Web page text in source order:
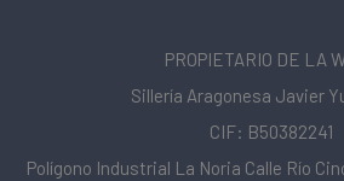
PROPIETARIO DE LA
Sillería Aragonesa Javier
CIF: B50382241
Polígono Industrial La Noria Calle Río